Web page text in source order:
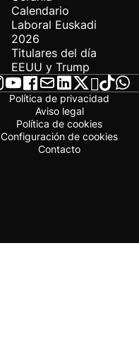
Calendario
Laboral Euskadi
2026
Titulares del día
EEUU y Trump
Política de privacidad
Aviso legal
Política de cookies
Configuración de cookies
Contacto